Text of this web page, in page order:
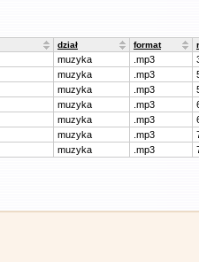
dział format
muzyka .mp3
muzyka .mp3
muzyka .mp3
muzyka .mp3
muzyka .mp3
muzyka .mp3
muzyka .mp3